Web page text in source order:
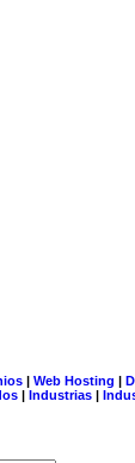
| Web Hosting |
| Industrias |